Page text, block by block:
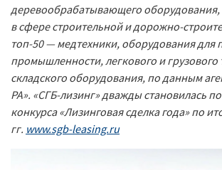
деревообрабатывающего оборудования,
в сфере строительной и дорожно-
топ-50 — медтехники, оборудования для
промышленности, легкового и грузового
складского оборудования, по данным
РА». «СГБ-лизинг» дважды становилась
конкурса «Лизинговая сделка года» по
гг. www.sgb-leasing.ru